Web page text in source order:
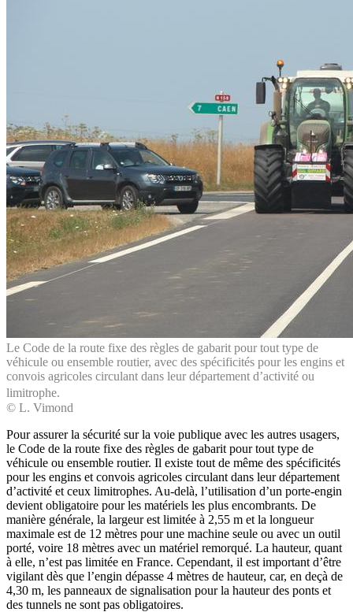
Le Code de la route fixe des règles de gabarit pour tout type de
véhicule ou ensemble routier, avec des spécificités pour les engins et
convois agricoles circulant dans leur département d’activité ou
limitrophe.
© L. Vimond
Pour assurer la sécurité sur la voie publique avec les autres usagers,
le Code de la route fixe des règles de gabarit pour tout type de
véhicule ou ensemble routier. Il existe tout de même des spécificités
pour les engins et convois agricoles circulant dans leur département
d’activité et ceux limitrophes. Au-delà, l’utilisation d’un porte-engin
devient obligatoire pour les matériels les plus encombrants. De
manière générale, la largeur est limitée à 2,55 m et la longueur
maximale est de 12 mètres pour une machine seule ou avec un outil
porté, voire 18 mètres avec un matériel remorqué. La hauteur, quant
à elle, n’est pas limitée en France. Cependant, il est important d’être
vigilant dès que l’engin dépasse 4 mètres de hauteur, car, en deçà de
4,30 m, les panneaux de signalisation pour la hauteur des ponts et
des tunnels ne sont pas obligatoires.